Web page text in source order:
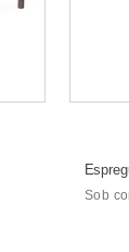
Sob